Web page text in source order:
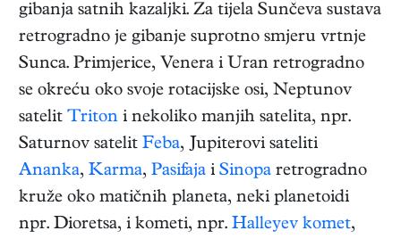
gibanja satnih kazaljki. Za tijela Sunčeva sustava
retrogradno je gibanje suprotno smjeru vrtnje
Sunca. Primjerice, Venera i Uran retrogradno
se okreću oko svoje rotacijske osi, Neptunov
satelit Triton i nekoliko manjih satelita, npr.
Saturnov satelit Feba, Jupiterovi sateliti
Ananka, Karma, Pasifaja i Sinopa retrogradno
kruže oko matičnih planeta, neki planetoidi
npr. Dioretsa, i kometi, npr. Halleyev komet,